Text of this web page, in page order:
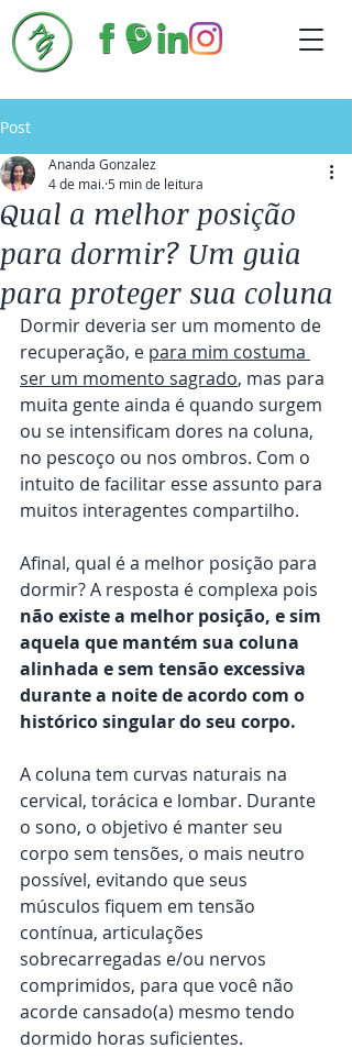
Post
Qual a melhor posição
para dormir? Um guia
para proteger sua coluna
Ananda Gonzalez
4 de mai. 5 min de leitura
Dormir deveria ser um momento de
recuperação, e para mim costuma
ser um momento sagrado, mas para
muita gente ainda é quando surgem
ou se intensificam dores na coluna,
no pescoço ou nos ombros. Com o
intuito de facilitar esse assunto para
muitos interagentes compartilho.
Afinal, qual é a melhor posição para
dormir? A resposta é complexa pois
não existe a melhor posição, e sim
aquela que mantém sua coluna
alinhada e sem tensão excessiva
durante a noite de acordo com o
histórico singular do seu corpo.
A coluna tem curvas naturais na
cervical, torácica e lombar. Durante
o sono, o objetivo é manter seu
corpo sem tensões, o mais neutro
possível, evitando que seus
músculos fiquem em tensão
contínua, articulações
sobrecarregadas e/ou nervos
comprimidos, para que você não
acorde cansado(a) mesmo tendo
dormido horas suficientes.